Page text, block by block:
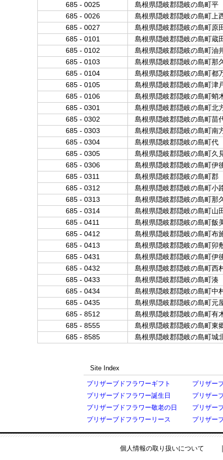
685 - 0025
島根県隠岐郡隠岐の島町平
685 - 0026
島根県隠岐郡隠岐の島町上
685 - 0027
島根県隠岐郡隠岐の島町原
685 - 0101
島根県隠岐郡隠岐の島町蔵
685 - 0102
島根県隠岐郡隠岐の島町油
685 - 0103
島根県隠岐郡隠岐の島町那
685 - 0104
島根県隠岐郡隠岐の島町都
685 - 0105
島根県隠岐郡隠岐の島町津
685 - 0106
島根県隠岐郡隠岐の島町蛸
685 - 0301
島根県隠岐郡隠岐の島町北
685 - 0302
島根県隠岐郡隠岐の島町苗
685 - 0303
島根県隠岐郡隠岐の島町南
685 - 0304
島根県隠岐郡隠岐の島町代
685 - 0305
島根県隠岐郡隠岐の島町久
685 - 0306
島根県隠岐郡隠岐の島町伊
685 - 0311
島根県隠岐郡隠岐の島町郡
685 - 0312
島根県隠岐郡隠岐の島町小
685 - 0313
島根県隠岐郡隠岐の島町那
685 - 0314
島根県隠岐郡隠岐の島町山
685 - 0411
島根県隠岐郡隠岐の島町飯
685 - 0412
島根県隠岐郡隠岐の島町布
685 - 0413
島根県隠岐郡隠岐の島町卯
685 - 0431
島根県隠岐郡隠岐の島町伊
685 - 0432
島根県隠岐郡隠岐の島町西
685 - 0433
島根県隠岐郡隠岐の島町湊
685 - 0434
島根県隠岐郡隠岐の島町中
685 - 0435
島根県隠岐郡隠岐の島町元
685 - 8512
島根県隠岐郡隠岐の島町有
685 - 8555
島根県隠岐郡隠岐の島町東
685 - 8585
島根県隠岐郡隠岐の島町城
Site Index
プリザーブドフラワーギフト
プリザー
プリザーブドフラワー誕生日
プリザー
プリザーブドフラワー敬老の日
プリザー
プリザーブドフラワーリース
プリザー
個人情報の取り扱いについて